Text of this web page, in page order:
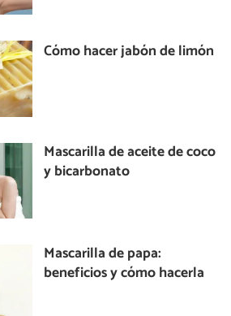
Cómo hacer jabón de limón
Mascarilla de aceite de coco
y bicarbonato
Mascarilla de papa:
beneficios y cómo hacerla